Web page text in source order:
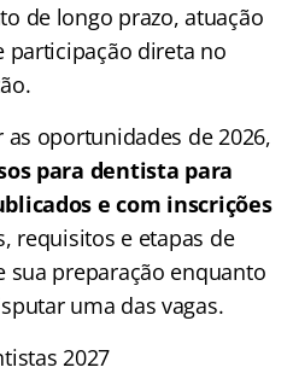
de longo prazo, atuação
participação direta no
as oportunidades de 2026,
para dentista para
e com inscrições
requisitos e etapas de
sua preparação enquanto
uma das vagas.
2027